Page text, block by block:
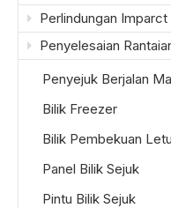
Perlindungan
Penyelesaian
Penyejuk Berjalan
Bilik Freezer
Bilik Pembekuan
Panel Bilik Sejuk
Pintu Bilik Sejuk